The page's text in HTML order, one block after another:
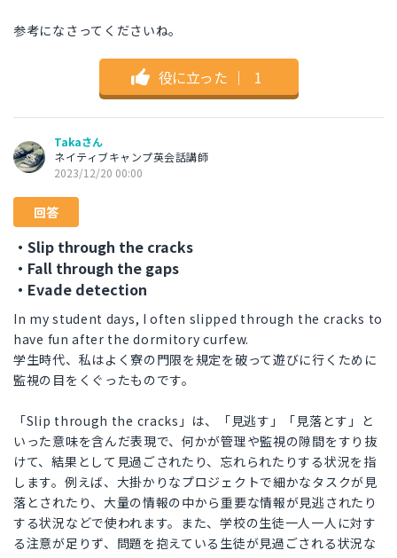
参考になさってくださいね。
役に立った ｜ 1
Takaさん
ネイティブキャンプ英会話講師
2023/12/20 00:00
回答
・Slip through the cracks
・Fall through the gaps
・Evade detection
In my student days, I often slipped through the cracks to
have fun after the dormitory curfew.
学生時代、私はよく寮の門限を規定を破って遊びに行くために
監視の目をくぐったものです。
「Slip through the cracks」は、「見逃す」「見落とす」と
いった意味を含んだ表現で、何かが管理や監視の隙間をすり抜
けて、結果として見過ごされたり、忘れられたりする状況を指
します。例えば、大掛かりなプロジェクトで細かなタスクが見
落とされたり、大量の情報の中から重要な情報が見逃されたり
する状況などで使われます。また、学校の生徒一人一人に対す
る注意が足りず、問題を抱えている生徒が見過ごされる状況な